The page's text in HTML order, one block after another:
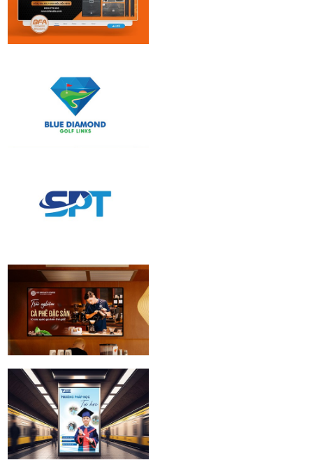
identity Design
Design
Vận tải Xăng dầu
Phương Nam |
Logo Design
ICC Coffee Center
| Brand identity
Design